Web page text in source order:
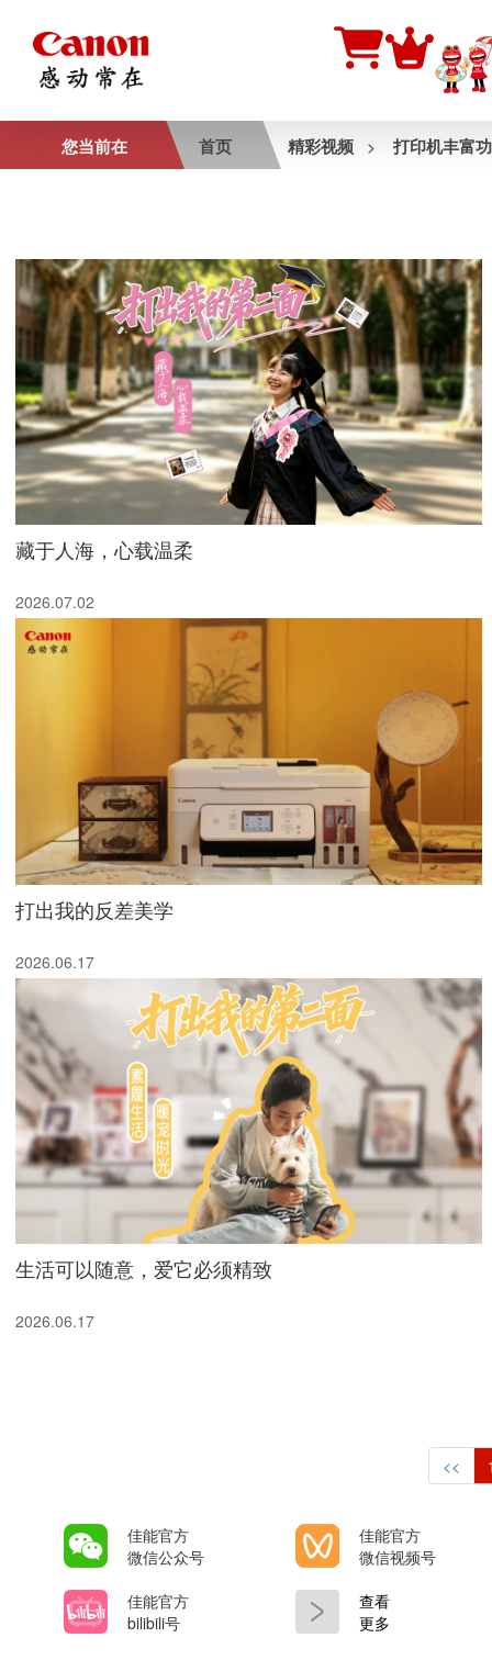
您当前在 首页 精彩视频 > 打印机丰富
藏于人海，心载温柔
2026.07.02
打出我的反差美学
2026.06.17
生活可以随意，爱它必须精致
2026.06.17
<<
佳能官方
微信公众号
佳能官方
微信视频号
佳能官方
bilibili号
查看
更多